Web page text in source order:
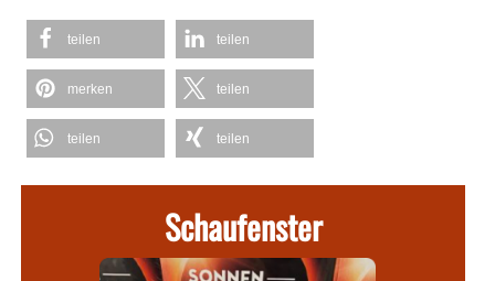
teilen teilen
merken teilen
teilen teilen
Schaufenster